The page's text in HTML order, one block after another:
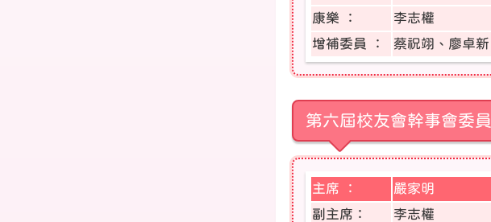
康樂 ：
李志權
增補委員 ：
蔡祝翊、廖卓新
第六屆校友會幹事會委員
主席 ：
嚴家明
副主席：
李志權